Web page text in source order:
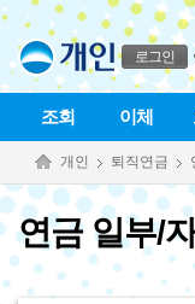
본문으로 바로가기
푸터 바로가기
로그인
조회 이체
개인 퇴직연금
연금 일부/